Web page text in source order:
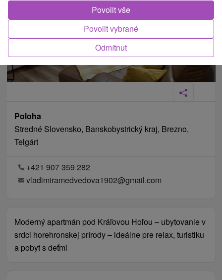
Poloha
Stredné Slovensko, Banskobystrický kraj, Brezno,
Telgárt
+421 907 359 282
vladimiramedvedova1902@gmail.com
Moderný apartmán pod Kráľovou Hoľou – ubytovanie v
srdci horehronskej prírody – ideálne pre relax, turistiku
a pobyt s deťmi
Odmítnut
Povolit vybrané
Povolit vše